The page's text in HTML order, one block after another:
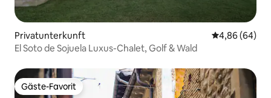
Privatunterkunft
4,86 (64)
El Soto de Sojuela Luxus-Chalet, Golf & Wald
Gäste-Favorit
Gäste-Favorit